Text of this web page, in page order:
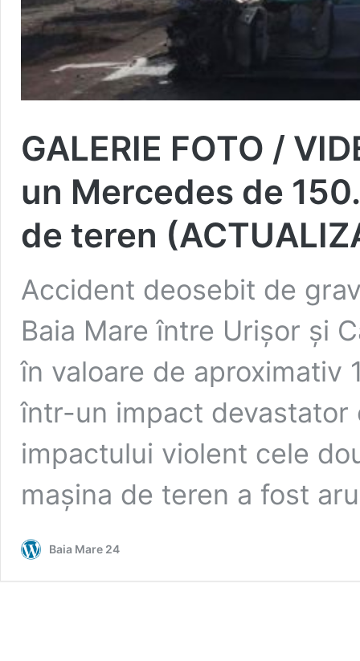
GALERIE FOTO /
un Mercedes de
de teren
Accident deosebit de
Baia Mare între Urișor și
în valoare de aproximativ
într-un impact devastator
impactului violent cele
mașina de teren a fost
Baia Mare 24